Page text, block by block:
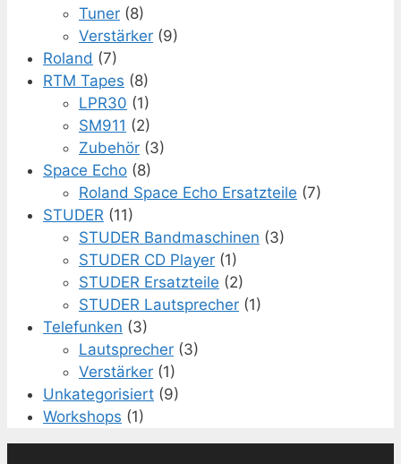
Tuner (8)
Verstärker (9)
Roland (7)
RTM Tapes (8)
LPR30 (1)
SM911 (2)
Zubehör (3)
Space Echo (8)
Roland Space Echo Ersatzteile (7)
STUDER (11)
STUDER Bandmaschinen (3)
STUDER CD Player (1)
STUDER Ersatzteile (2)
STUDER Lautsprecher (1)
Telefunken (3)
Lautsprecher (3)
Verstärker (1)
Unkategorisiert (9)
Workshops (1)